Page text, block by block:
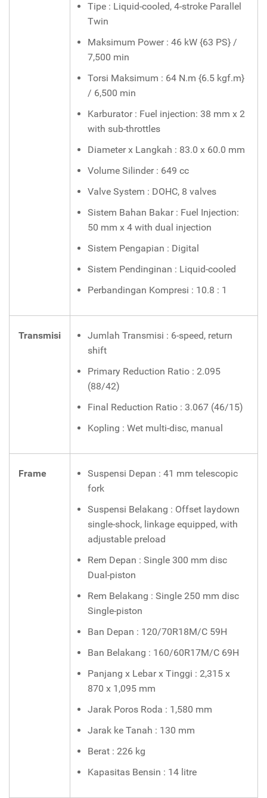
Tipe : Liquid-cooled, 4-stroke Parallel
Twin
Maksimum Power : 46 kW {63 PS} /
7,500 min
Torsi Maksimum : 64 N.m {6.5 kgf.m}
/ 6,500 min
Karburator : Fuel injection: 38 mm x 2
with sub-throttles
Diameter x Langkah : 83.0 x 60.0 mm
Volume Silinder : 649 cc
Valve System : DOHC, 8 valves
Sistem Bahan Bakar : Fuel Injection:
50 mm x 4 with dual injection
Sistem Pengapian : Digital
Sistem Pendinginan : Liquid-cooled
Perbandingan Kompresi : 10.8 : 1
Transmisi
Jumlah Transmisi : 6-speed, return
shift
Primary Reduction Ratio : 2.095
(88/42)
Final Reduction Ratio : 3.067 (46/15)
Kopling : Wet multi-disc, manual
Frame
Suspensi Depan : 41 mm telescopic
fork
Suspensi Belakang : Offset laydown
single-shock, linkage equipped, with
adjustable preload
Rem Depan : Single 300 mm disc
Dual-piston
Rem Belakang : Single 250 mm disc
Single-piston
Ban Depan : 120/70R18M/C 59H
Ban Belakang : 160/60R17M/C 69H
Panjang x Lebar x Tinggi : 2,315 x
870 x 1,095 mm
Jarak Poros Roda : 1,580 mm
Jarak ke Tanah : 130 mm
Berat : 226 kg
Kapasitas Bensin : 14 litre